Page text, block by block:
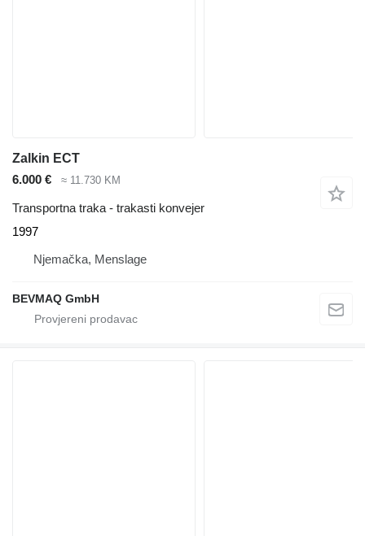
Zalkin ECT
6.000 €
≈ 11.730 KM
Transportna traka - trakasti konvejer
1997
Njemačka, Menslage
BEVMAQ GmbH